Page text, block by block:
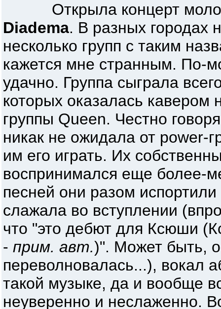
Открыла концерт
Diadema. В разных городах
несколько групп с таким
кажется мне странным. По-
удачно. Группа сыграла
которых оказалась кавером
группы Queen. Честно
никак не ожидала от power-
им его играть. Их
воспринимался еще более-
песней они разом
слажала во вступлении
что "это дебют для Ксюши
- прим. авт.)". Может быть,
переволновалась...), вокал
такой музыке, да и вообще
неуверенно и неслаженно.